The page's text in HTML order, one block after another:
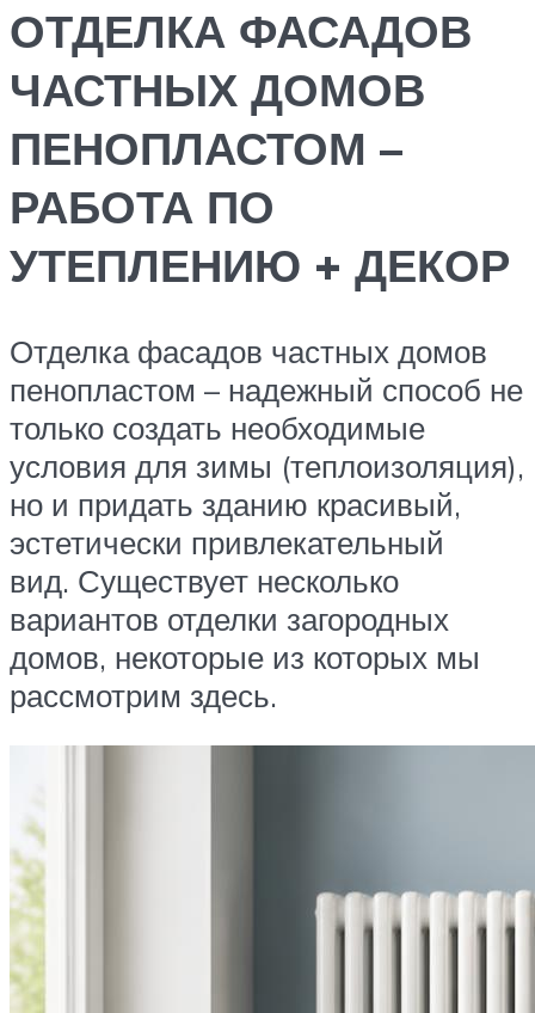
ОТДЕЛКА ФАСАДОВ
ЧАСТНЫХ ДОМОВ
ПЕНОПЛАСТОМ –
РАБОТА ПО
УТЕПЛЕНИЮ + ДЕКОР
Отделка фасадов частных домов
пенопластом – надежный способ не
только создать необходимые
условия для зимы (теплоизоляция),
но и придать зданию красивый,
эстетически привлекательный
вид. Существует несколько
вариантов отделки загородных
домов, некоторые из которых мы
рассмотрим здесь.